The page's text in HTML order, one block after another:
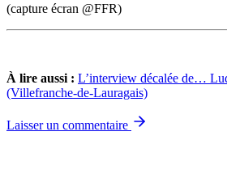
(capture écran @FFR)
À lire aussi : L’interview décalée de…
(Villefranche-de-Lauragais)
Laisser un commentaire